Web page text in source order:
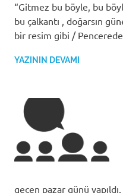
“Gitmez bu böyle, bu
bu çalkantı , doğarsın
bir resim gibi /
YAZININ DEVAMI
geçen pazar günü